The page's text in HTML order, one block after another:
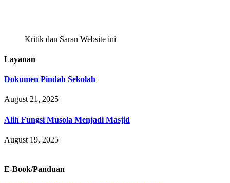
Kritik dan Saran Website ini
Layanan
Dokumen Pindah Sekolah
August 21, 2025
Alih Fungsi Musola Menjadi Masjid
August 19, 2025
E-Book/Panduan